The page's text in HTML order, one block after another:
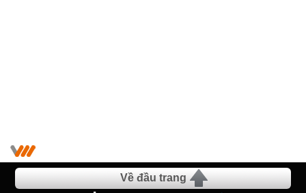
Về đầu trang